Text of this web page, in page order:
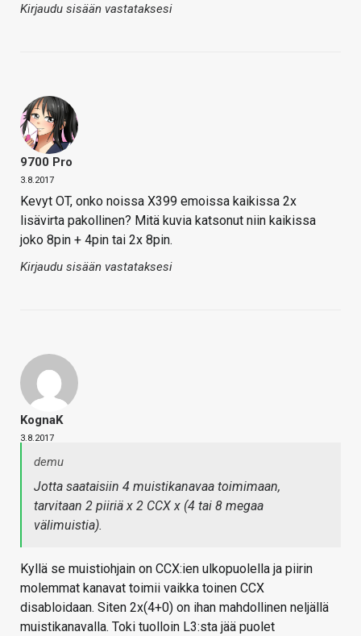
Kirjaudu sisään vastataksesi
9700 Pro
3.8.2017
Kevyt OT, onko noissa X399 emoissa kaikissa 2x
lisävirta pakollinen? Mitä kuvia katsonut niin kaikissa
joko 8pin + 4pin tai 2x 8pin.
Kirjaudu sisään vastataksesi
KognaK
3.8.2017
demu
Jotta saataisiin 4 muistikanavaa toimimaan,
tarvitaan 2 piiriä x 2 CCX x (4 tai 8 megaa
välimuistia).
Kyllä se muistiohjain on CCX:ien ulkopuolella ja piirin
molemmat kanavat toimii vaikka toinen CCX
disabloidaan. Siten 2x(4+0) on ihan mahdollinen neljällä
muistikanavalla. Toki tuolloin L3:sta jää puolet